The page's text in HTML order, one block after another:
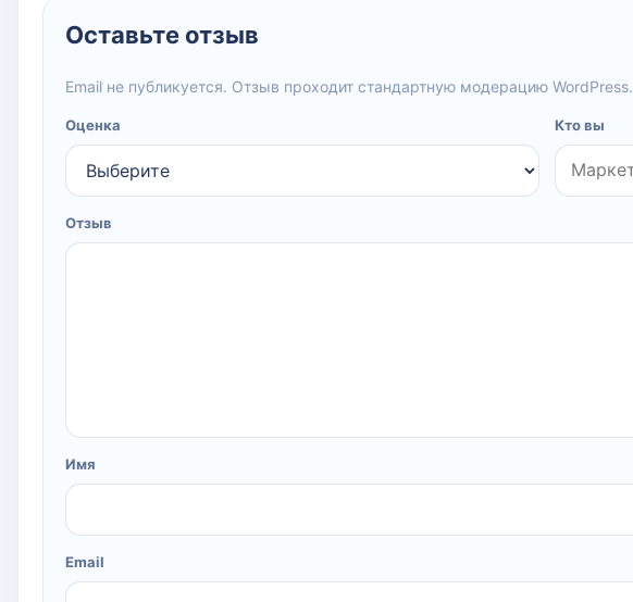
Оставьте отзыв
Email не публикуется. Отзыв проходит стандартную модерацию WordPress.
Оценка Кто вы
Отзыв
Имя
Email